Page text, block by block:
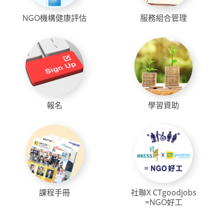
NGO機構健康評估 服務組合管理
報名 學習資助
課程手冊
社聯X CTgoodjobs
=NGO好工